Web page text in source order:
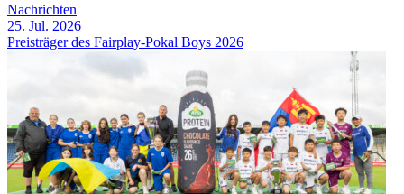
Nachrichten
25. Jul. 2026
Preisträger des Fairplay-Pokal Boys 2026